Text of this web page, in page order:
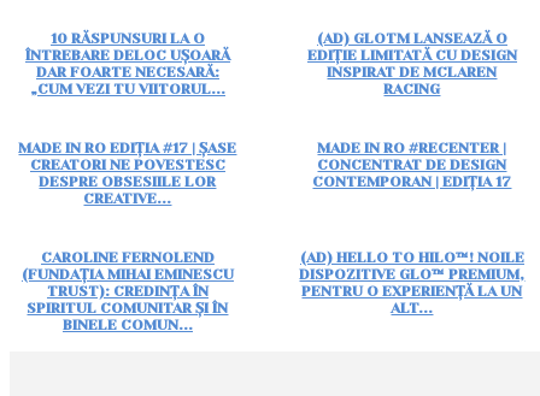
10 RĂSPUNSURI LA O
ÎNTREBARE DELOC UȘOARĂ
DAR FOARTE NECESARĂ:
„CUM VEZI TU VIITORUL...
(AD) GLOTM LANSEAZĂ O
EDIȚIE LIMITATĂ CU DESIGN
INSPIRAT DE MCLAREN
RACING
MADE IN RO EDIȚIA #17 | ȘASE
CREATORI NE POVESTESC
DESPRE OBSESIILE LOR
CREATIVE...
MADE IN RO #RECENTER |
CONCENTRAT DE DESIGN
CONTEMPORAN | EDIȚIA 17
CAROLINE FERNOLEND
(FUNDAȚIA MIHAI EMINESCU
TRUST): CREDINȚA ÎN
SPIRITUL COMUNITAR ȘI ÎN
BINELE COMUN...
(AD) HELLO TO HILO™! NOILE
DISPOZITIVE GLO™ PREMIUM,
PENTRU O EXPERIENȚĂ LA UN
ALT...